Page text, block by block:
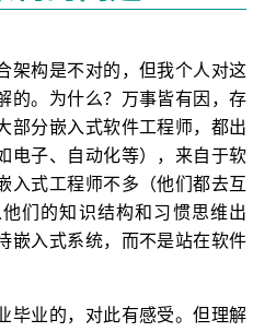
架构是不对的，但我个人对这
的。为什么？万事皆有因，存
部分嵌入式软件工程师，都出
电子、自动化等），来自于软
入式工程师不多（他们都去互
们的知识结构和习惯思维出
嵌入式系统，而不是站在软件
毕业的，对此有感受。但理解